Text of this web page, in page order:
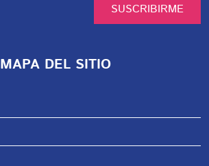
SUSCRIBIRME
MAPA DEL SITIO